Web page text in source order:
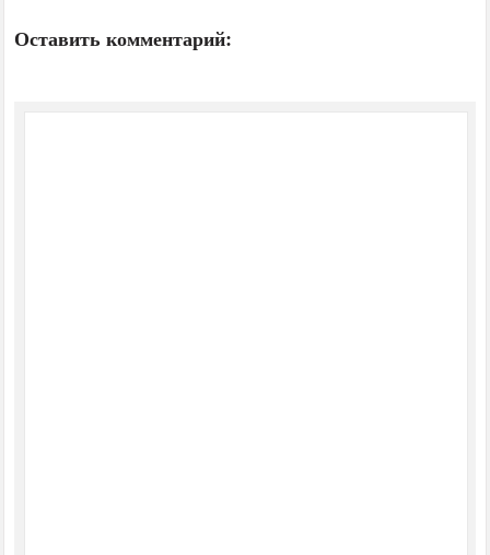
Оставить комментарий: